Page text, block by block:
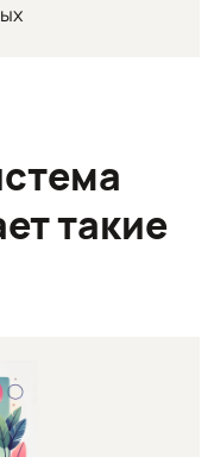
такие